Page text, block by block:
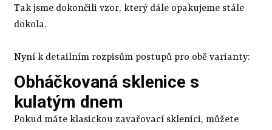
Tak jsme dokončili vzor, který dále opakujeme stále
dokola.
Nyní k detailním rozpisům postupů pro obě varianty:
Obháčkovaná sklenice s
kulatým dnem
Pokud máte klasickou zavařovací sklenici, můžete